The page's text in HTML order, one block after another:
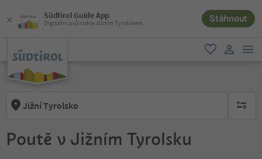
Südtirol Guide App
Digitální průvodce Jižním Tyrolskem Stáhnout
oblíbené
Jižní Tyrolsko brak
Poutě v Jižním Tyrolsku